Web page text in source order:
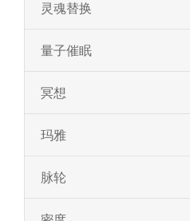
灵魂替换
量子催眠
冥想
玛雅
脉轮